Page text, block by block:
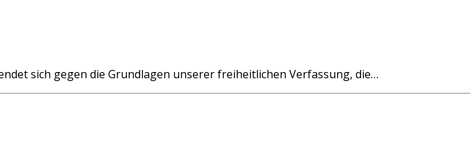
sich gegen die Grundlagen unserer freiheitlichen Verfassung, die…